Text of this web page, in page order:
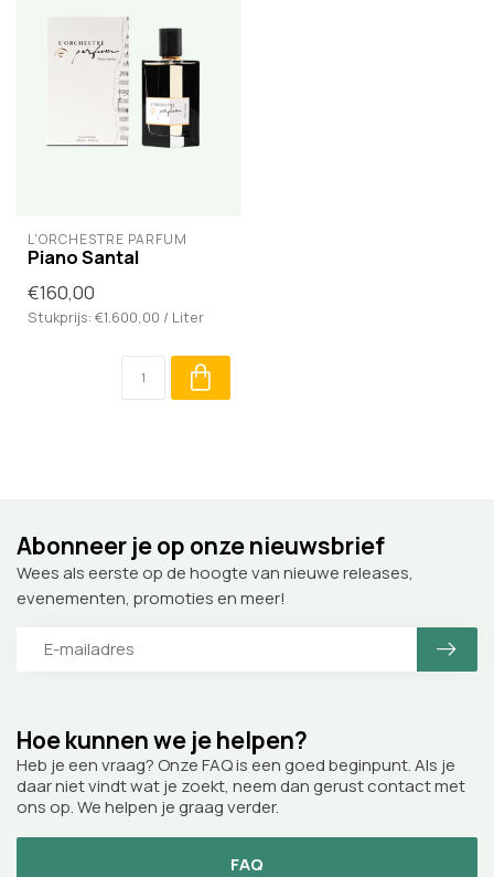
L'ORCHESTRE PARFUM
Piano Santal
€160,00
Stukprijs: €1.600,00 / Liter
Hoe kunnen we je helpen?
Heb je een vraag? Onze FAQ is een goed beginpunt. Als je
daar niet vindt wat je zoekt, neem dan gerust contact met
ons op. We helpen je graag verder.
FAQ
Abonneer je op onze nieuwsbrief
Wees als eerste op de hoogte van nieuwe releases,
evenementen, promoties en meer!